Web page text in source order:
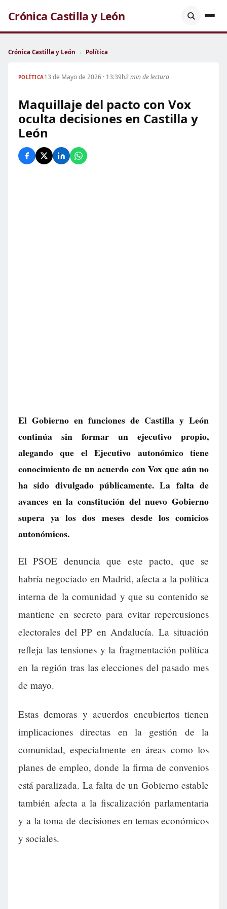
Crónica Castilla y León
Crónica Castilla y León › Política
POLÍTICA13 de Mayo de 2026 · 13:39h2 min de lectura
Maquillaje del pacto con Vox
oculta decisiones en Castilla y
León
El Gobierno en funciones de Castilla y León
continúa sin formar un ejecutivo propio,
alegando que el Ejecutivo autonómico tiene
conocimiento de un acuerdo con Vox que aún no
ha sido divulgado públicamente. La falta de
avances en la constitución del nuevo Gobierno
supera ya los dos meses desde los comicios
autonómicos.
El PSOE denuncia que este pacto, que se
habría negociado en Madrid, afecta a la política
interna de la comunidad y que su contenido se
mantiene en secreto para evitar repercusiones
electorales del PP en Andalucía. La situación
refleja las tensiones y la fragmentación política
en la región tras las elecciones del pasado mes
de mayo.
Estas demoras y acuerdos encubiertos tienen
implicaciones directas en la gestión de la
comunidad, especialmente en áreas como los
planes de empleo, donde la firma de convenios
está paralizada. La falta de un Gobierno estable
también afecta a la fiscalización parlamentaria
y a la toma de decisiones en temas económicos
y sociales.